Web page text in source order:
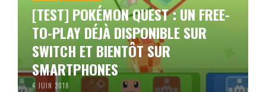
[TEST] POKÉMON QUEST : UN FREE-
TO-PLAY DÉJÀ DISPONIBLE SUR
SWITCH ET BIENTÔT SUR
SMARTPHONES
4 JUIN 2018